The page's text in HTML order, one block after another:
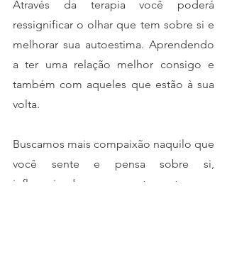
Através da terapia você poderá
ressignificar o olhar que tem sobre si e
melhorar sua autoestima. Aprendendo
a ter uma relação melhor consigo e
também com aqueles que estão à sua
volta.
Buscamos mais compaixão naquilo que
você sente e pensa sobre si,
influenciando os comportamentos que